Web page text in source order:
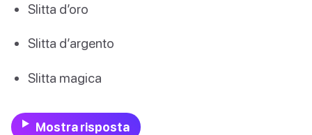
Slitta d’oro
Slitta d’argento
Slitta magica
Mostra risposta